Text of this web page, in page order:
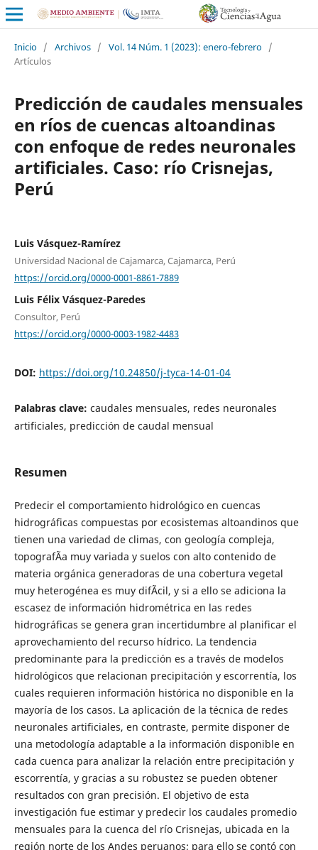
Inicio / Archivos / Vol. 14 Núm. 1 (2023): enero-febrero /
Artículos
Predicción de caudales mensuales
en ríos de cuencas altoandinas
con enfoque de redes neuronales
artificiales. Caso: río Crisnejas,
Perú
Luis Vásquez-Ramírez
Universidad Nacional de Cajamarca, Cajamarca, Perú
https://orcid.org/0000-0001-8861-7889
Luis Félix Vásquez-Paredes
Consultor, Perú
https://orcid.org/0000-0003-1982-4483
DOI: https://doi.org/10.24850/j-tyca-14-01-04
Palabras clave: caudales mensuales, redes neuronales
artificiales, predicción de caudal mensual
Resumen
Predecir el comportamiento hidrológico en cuencas
hidrográficas compuestas por ecosistemas altoandinos que
tienen una variedad de climas, con geología compleja,
topografÃ­a muy variada y suelos con alto contenido de
materia orgánica generadoras de una cobertura vegetal
muy heterogénea es muy difÃ­cil, y si a ello se adiciona la
escasez de información hidrométrica en las redes
hidrográficas se genera gran incertidumbre al planificar el
aprovechamiento del recurso hídrico. La tendencia
predominante para la predicción es a través de modelos
hidrológicos que relacionan precipitación y escorrentía, los
cuales requieren información histórica no disponible en la
mayoría de los casos. La aplicación de la técnica de redes
neuronales artificiales, en contraste, permite disponer de
una metodología adaptable a la información disponible en
cada cuenca para analizar la relación entre precipitación y
escorrentía, y gracias a su robustez se pueden obtener
resultados con gran precisión. El objetivo de esta
investigación fue estimar y predecir los caudales promedio
mensuales para la cuenca del río Crisnejas, ubicada en la
región norte de los Andes peruanos; para ello se contó con